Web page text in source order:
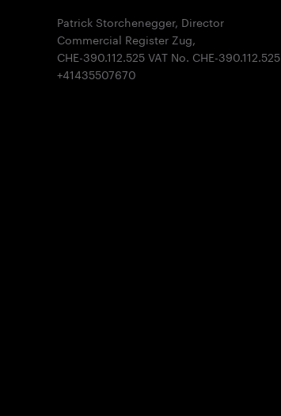
Patrick Storchenegger, Director
Commercial Register Zug,
CHE-390.112.525 VAT No. CHE-390.112.525